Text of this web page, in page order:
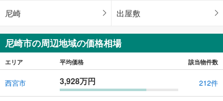
尼崎 出屋敷
尼崎市の周辺地域の価格相場
エリア 平均価格 該当物件数
西宮市 3,928万円 212件